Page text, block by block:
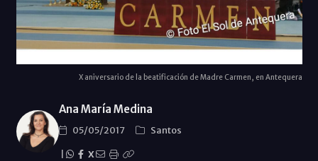
X aniversario de la beatificación de Madre Carmen, en Antequera
Ana María Medina
05/05/2017
Santos
X